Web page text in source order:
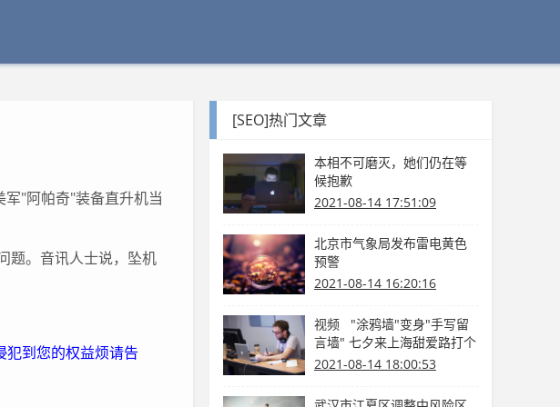
"阿帕奇"装备直升机当
。音讯人士说，坠机
犯到您的权益烦请告
[SEO]热门文章
本相不可磨灭，她们仍在等
候抱歉
2021-08-14 17:51:09
北京市气象局发布雷电黄色
预警
2021-08-14 16:20:16
视频 "涂鸦墙"变身"手写留
言墙" 七夕来上海甜爱路打个
卡吧
2021-08-14 18:00:53